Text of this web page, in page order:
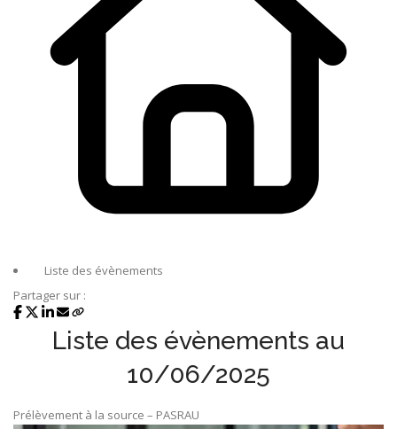
Liste des évènements
Partager sur :
Liste des évènements au
10/06/2025
Prélèvement à la source – PASRAU